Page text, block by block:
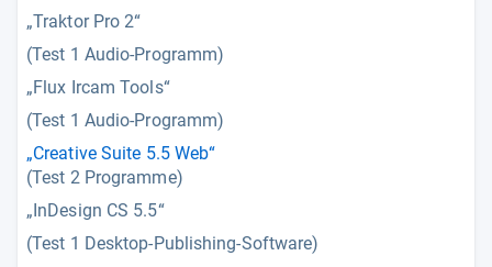
„Traktor Pro 2“
(Test 1 Audio-Programm)
„Flux Ircam Tools“
(Test 1 Audio-Programm)
„Creative Suite 5.5 Web“
(Test 2 Programme)
„InDesign CS 5.5“
(Test 1 Desktop-Publishing-Software)